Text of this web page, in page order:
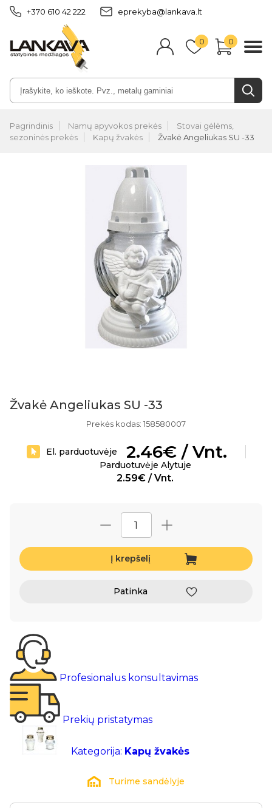
+370 610 42 222 eprekyba@lankava.lt
0 0
Pagrindinis Namų apyvokos prekės
Stovai gėlėms,
sezoninės prekės
Kapų žvakės Žvakė Angeliukas SU -33
Žvakė Angeliukas SU -33
Prekės kodas: 158580007
El. parduotuvėje 2.46€ / Vnt.
Parduotuvėje Alytuje
2.59€ / Vnt.
Į krepšelį
Patinka
Profesionalus konsultavimas
Prekių pristatymas
Kategorija: Kapų žvakės
Turime sandėlyje